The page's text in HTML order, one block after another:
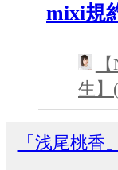
mixi規
生】
「浅尾桃